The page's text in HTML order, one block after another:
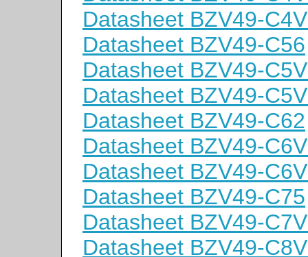
Datasheet BZV49-
Datasheet BZV49-C56
Datasheet BZV49-
Datasheet BZV49-
Datasheet BZV49-C62
Datasheet BZV49-
Datasheet BZV49-
Datasheet BZV49-C75
Datasheet BZV49-
Datasheet BZV49-